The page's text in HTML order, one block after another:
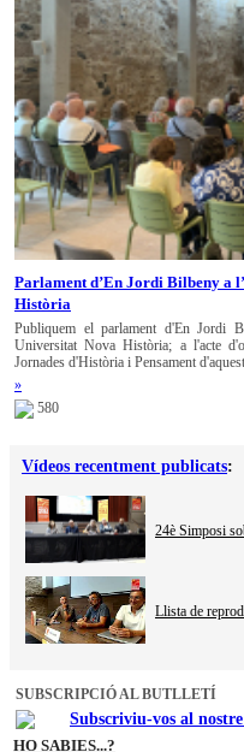
Parlament d’En Jordi Bilbeny a
Història
Publiquem el parlament d'En Jordi
Universitat Nova Història; a l'acte
Jornades d'Història i Pensament
»
580
Vídeos recentment publicats:
24è Simposi
Llista de
SUBSCRIPCIÓ AL BUTLLETÍ
Subscriviu-vos al
HO SABIES...?